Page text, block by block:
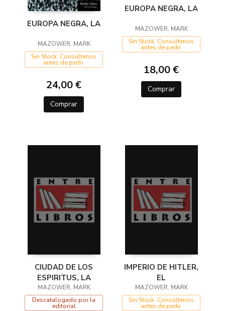
EUROPA NEGRA, LA
MAZOWER, MARK
Sin Stock. Consúltenos
antes de pedir.
24,00 €
Comprar
EUROPA NEGRA, LA
MAZOWER, MARK
Sin Stock. Consúltenos
antes de pedir.
18,00 €
Comprar
CIUDAD DE LOS
ESPIRITUS, LA
MAZOWER, MARK
Descatalogado por la
editorial
IMPERIO DE HITLER,
EL
MAZOWER, MARK
Sin Stock. Consúltenos
antes de pedir.